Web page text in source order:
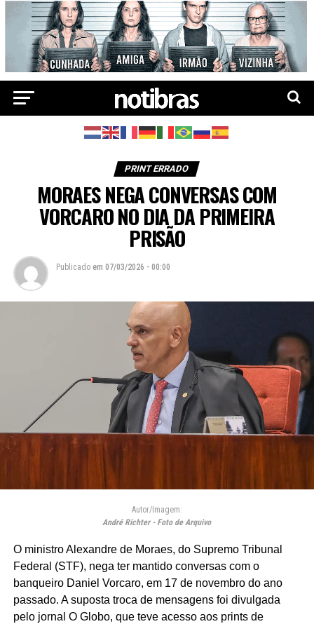
PRINT ERRADO
MORAES NEGA CONVERSAS COM
VORCARO NO DIA DA PRIMEIRA
PRISÃO
Publicado em 07/03/2026 - 00:00
Autor/Imagem:
André Richter - Foto de Arquivo
O ministro Alexandre de Moraes, do Supremo Tribunal
Federal (STF), nega ter mantido conversas com o
banqueiro Daniel Vorcaro, em 17 de novembro do ano
passado. A suposta troca de mensagens foi divulgada
pelo jornal O Globo, que teve acesso aos prints de